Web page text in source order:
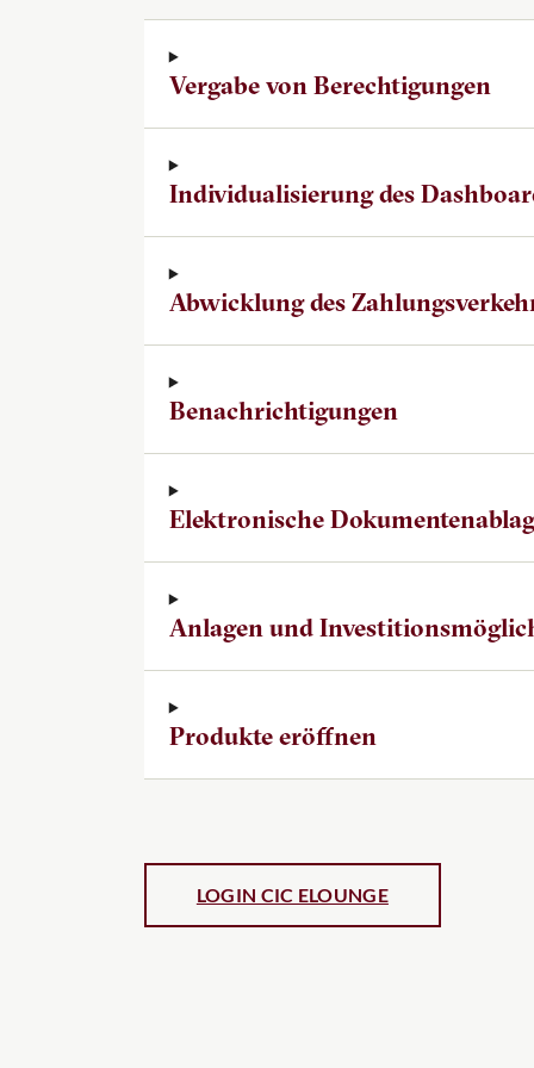
Vergabe von Berechtigungen
Individualisierung des
Abwicklung des
Benachrichtigungen
Elektronische
Anlagen und
Produkte eröffnen